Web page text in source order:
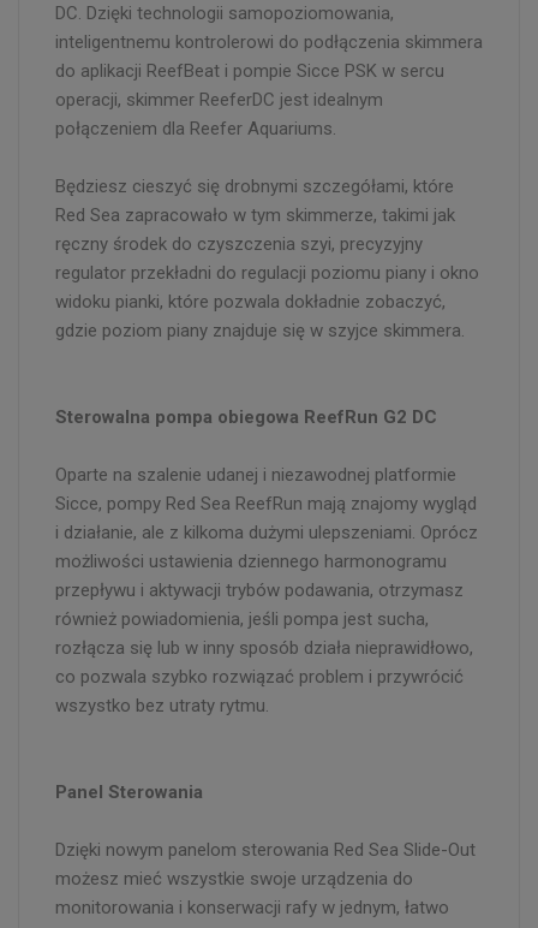
DC. Dzięki technologii samopoziomowania,
inteligentnemu kontrolerowi do podłączenia skimmera
do aplikacji ReefBeat i pompie Sicce PSK w sercu
operacji, skimmer ReeferDC jest idealnym
połączeniem dla Reefer Aquariums.
Będziesz cieszyć się drobnymi szczegółami, które
Red Sea zapracowało w tym skimmerze, takimi jak
ręczny środek do czyszczenia szyi, precyzyjny
regulator przekładni do regulacji poziomu piany i okno
widoku pianki, które pozwala dokładnie zobaczyć,
gdzie poziom piany znajduje się w szyjce skimmera.
Sterowalna pompa obiegowa ReefRun G2 DC
Oparte na szalenie udanej i niezawodnej platformie
Sicce, pompy Red Sea ReefRun mają znajomy wygląd
i działanie, ale z kilkoma dużymi ulepszeniami. Oprócz
możliwości ustawienia dziennego harmonogramu
przepływu i aktywacji trybów podawania, otrzymasz
również powiadomienia, jeśli pompa jest sucha,
rozłącza się lub w inny sposób działa nieprawidłowo,
co pozwala szybko rozwiązać problem i przywrócić
wszystko bez utraty rytmu.
Panel Sterowania
Dzięki nowym panelom sterowania Red Sea Slide-Out
możesz mieć wszystkie swoje urządzenia do
monitorowania i konserwacji rafy w jednym, łatwo